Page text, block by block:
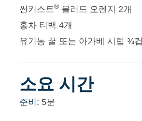
썬키스트® 블러드 오렌지 2개
홍차 티백 4개
유기농 꿀 또는 아가베 시럽 ¾컵
소요 시간
준비: 5분